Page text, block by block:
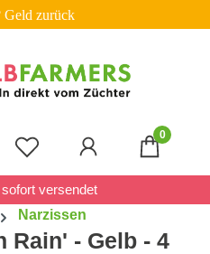
Geld zurück
Du hast 0 Produkte auf
0
versendet
Narzissen
Rain' - Gelb - 4